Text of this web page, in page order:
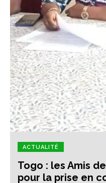
ACTUALITÉ
Togo : les Amis
pour la prise en